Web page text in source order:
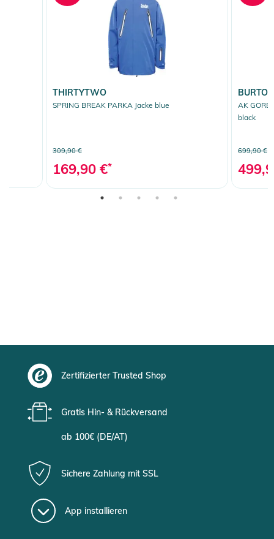
THIRTYTWO
SPRING BREAK PARKA Jacke blue
309,90 €
169,90 €*
BURTON
AK GORE
black
699,90 €
Zertifizierter Trusted Shop
Gratis Hin- & Rückversand
ab 100€ (DE/AT)
Sichere Zahlung mit SSL
App installieren